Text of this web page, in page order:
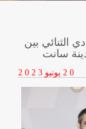
الثنائي بين
سانت
2 0 2 3 2 0